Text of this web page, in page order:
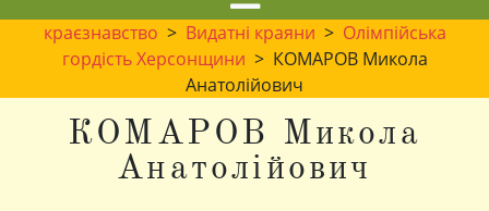
краєзнавство > Видатні краяни > Олімпійська
гордість Херсонщини > КОМАРОВ Микола
Анатолійович
КОМАРОВ Микола
Анатолійович